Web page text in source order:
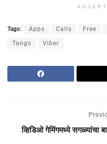
Tags: Apps Calls Free
Tango Viber
व्हिडिओ गेमिंगमध्ये सगळ्यांचा